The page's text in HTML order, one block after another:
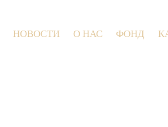
НОВОСТИ О НАС ФОНД